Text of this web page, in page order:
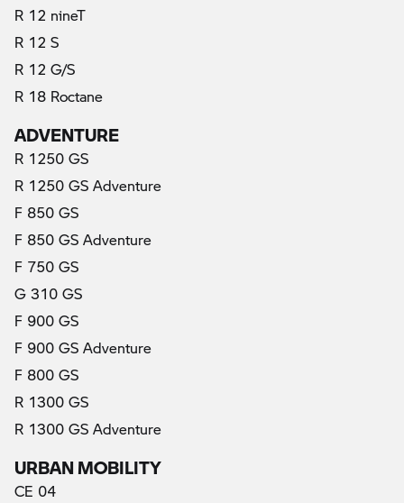
R 12 nineT
R 12 S
R 12 G/S
R 18 Roctane
ADVENTURE
R 1250 GS
R 1250 GS Adventure
F 850 GS
F 850 GS Adventure
F 750 GS
G 310 GS
F 900 GS
F 900 GS Adventure
F 800 GS
R 1300 GS
R 1300 GS Adventure
URBAN MOBILITY
CE 04